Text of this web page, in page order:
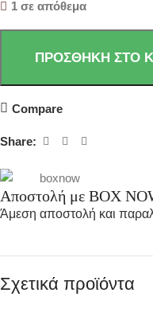
1 σε απόθεμα
ΠΡΟΣΘΉΚΗ ΣΤΟ
Compare
Share:
Αποστολή με BOX
Άμεση αποστολή και
Σχετικά προϊόντα